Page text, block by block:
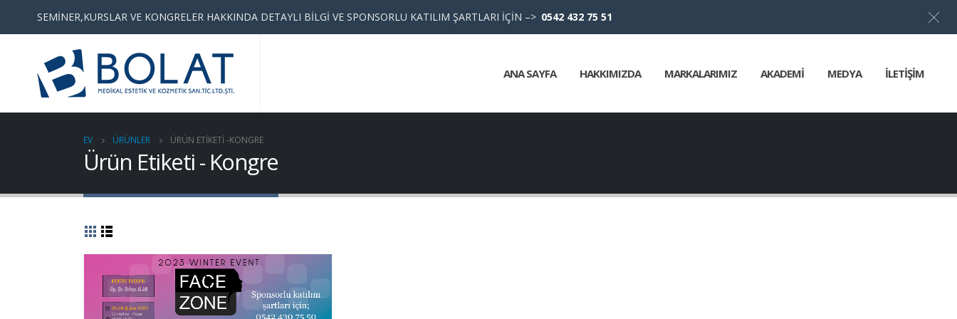
ANA SAYFA HAKKIMIZDA MARKALARIMIZ AKADEMİ MEDYA İLETİŞİM
EV ÜRÜNLER ÜRÜN ETIKETI -KONGRE
Ürün Etiketi - Kongre
Türkçe
SEMİNER,KURSLAR VE KONGRELER HAKKINDA DETAYLI BİLGİ VE SPONSORLU KATILIM ŞARTLARI İÇİN –> 0542 432 75 51